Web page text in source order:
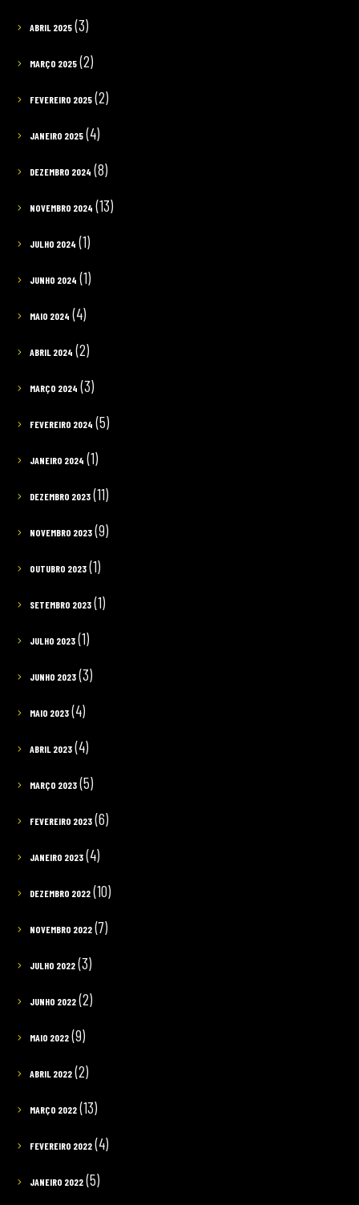
ABRIL 2025(3)
MARÇO 2025(2)
FEVEREIRO 2025(2)
JANEIRO 2025(4)
DEZEMBRO 2024 (8)
NOVEMBRO 2024 (13)
JULHO 2024 (1)
JUNHO 2024 (1)
MAIO 2024 (4)
ABRIL 2024 (2)
MARÇO 2024 (3)
FEVEREIRO 2024 (5)
JANEIRO 2024 (1)
DEZEMBRO 2023(11)
NOVEMBRO 2023(9)
OUTUBRO 2023(1)
SETEMBRO 2023(1)
JULHO 2023(1)
JUNHO 2023(3)
MAIO 2023(4)
ABRIL 2023(4)
MARÇO 2023(5)
FEVEREIRO 2023(6)
JANEIRO 2023(4)
DEZEMBRO 2022(10)
NOVEMBRO 2022(7)
JULHO 2022(3)
JUNHO 2022(2)
MAIO 2022(9)
ABRIL 2022(2)
MARÇO 2022(13)
FEVEREIRO 2022(4)
JANEIRO 2022(5)